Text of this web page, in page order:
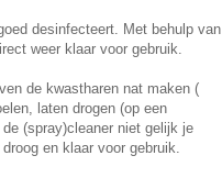
desinfecteert. Met behulp van
weer klaar voor gebruik.
de kwastharen nat maken (
laten drogen (op een
(spray)cleaner niet gelijk je
en klaar voor gebruik.